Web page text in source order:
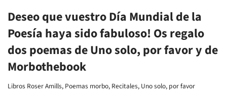
Deseo que vuestro Día Mundial de la
Poesía haya sido fabuloso! Os regalo
dos poemas de Uno solo, por favor y de
Morbothebook
Libros Roser Amills, Poemas morbo, Recitales, Uno solo, por favor